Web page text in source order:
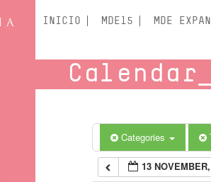
INICIO MDE15 MDE
Calendar
Categories
13
5:00 am
6:00 am
7:00 am